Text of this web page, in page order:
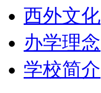
西外文化
办学理念
学校简介